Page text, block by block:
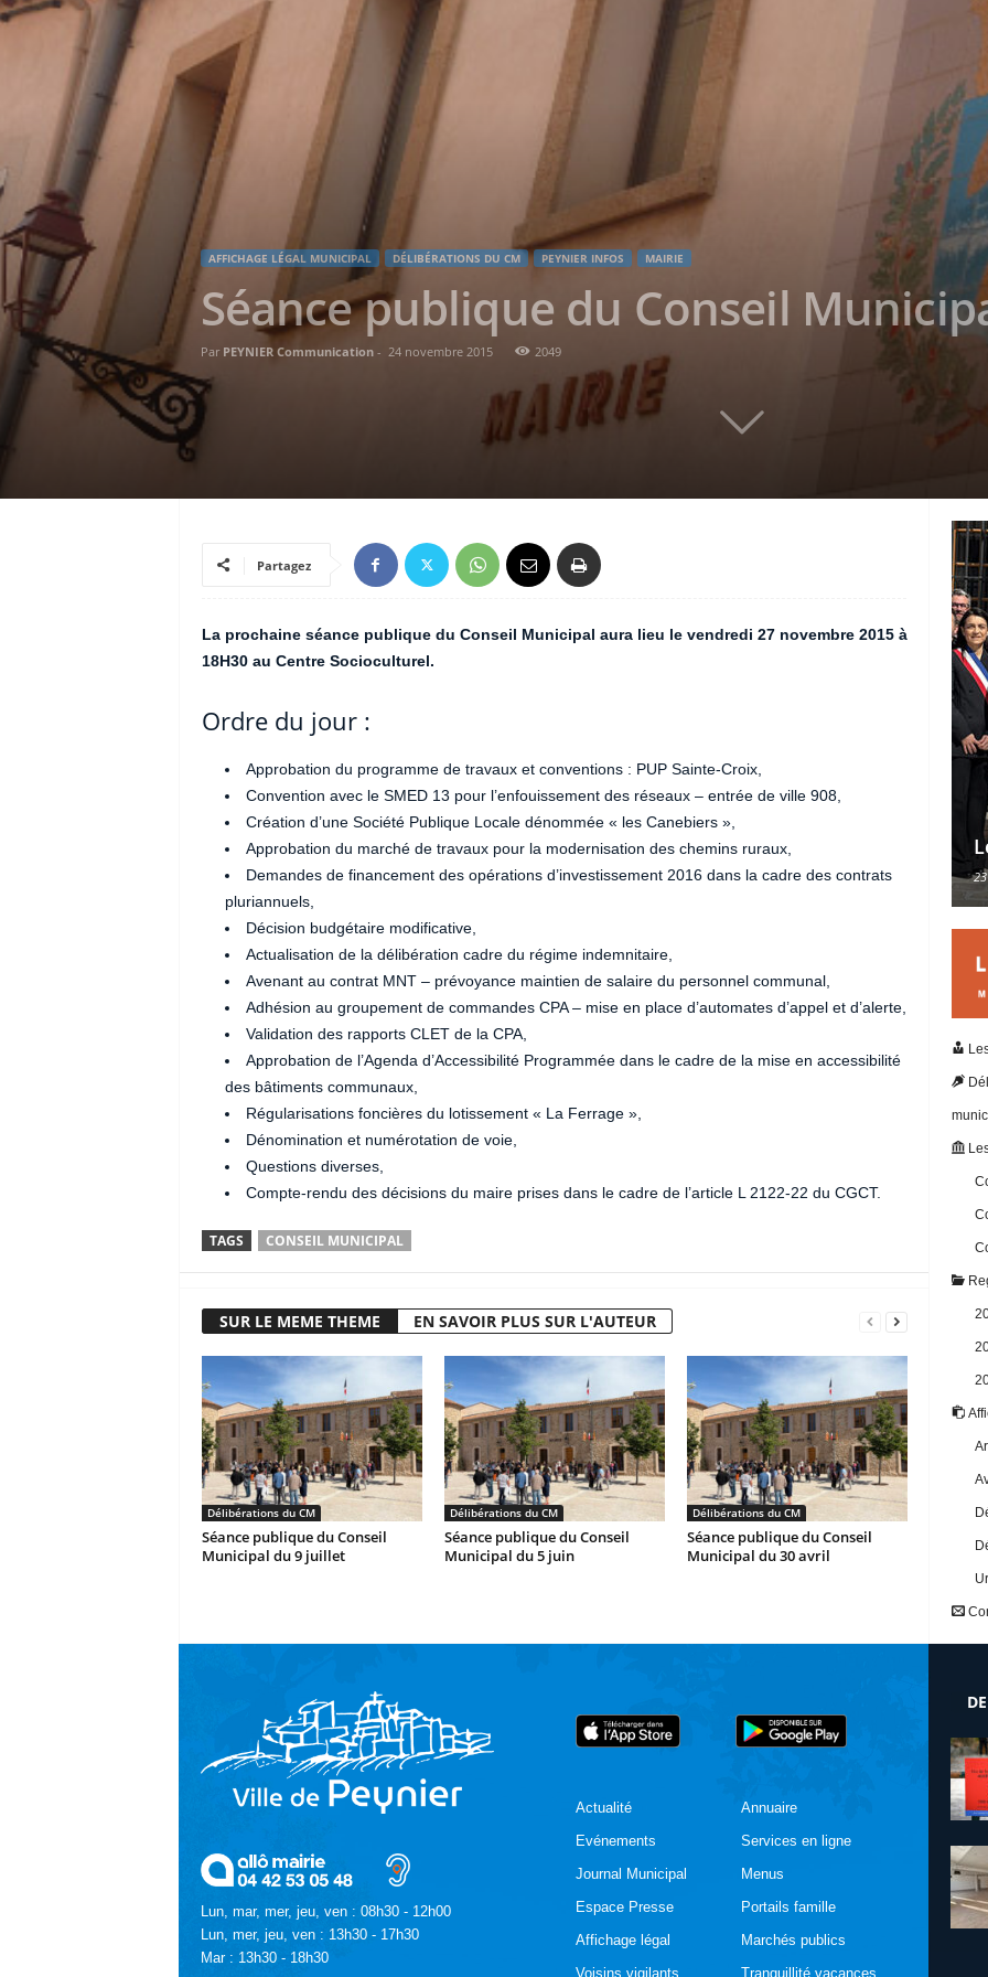
AFFICHAGE LÉGAL MUNICIPAL DÉLIBÉRATIONS DU CM PEYNIER INFOS MAIRIE
Séance publique du Conseil
Par PEYNIER Communication- 24 novembre 2015 2049
Partagez
La prochaine séance publique du Conseil Municipal aura lieu le vendredi 27 novembre 2015 à
18H30 au Centre Socioculturel.
Ordre du jour :
Approbation du programme de travaux et conventions : PUP Sainte-Croix,
Convention avec le SMED 13 pour l’enfouissement des réseaux – entrée de ville 908,
Création d’une Société Publique Locale dénommée « les Canebiers »,
Approbation du marché de travaux pour la modernisation des chemins ruraux,
Demandes de financement des opérations d’investissement 2016 dans la cadre des contrats
pluriannuels,
Décision budgétaire modificative,
Actualisation de la délibération cadre du régime indemnitaire,
Avenant au contrat MNT – prévoyance maintien de salaire du personnel communal,
Adhésion au groupement de commandes CPA – mise en place d’automates d’appel et d’alerte,
Validation des rapports CLET de la CPA,
Approbation de l’Agenda d’Accessibilité Programmée dans le cadre de la mise en accessibilité
des bâtiments communaux,
Régularisations foncières du lotissement « La Ferrage »,
Dénomination et numérotation de voie,
Questions diverses,
Compte-rendu des décisions du maire prises dans le cadre de l’article L 2122-22 du CGCT.
TAGS CONSEIL MUNICIPAL
SUR LE MEME THEME EN SAVOIR PLUS SUR L'AUTEUR
Délibérations du CM
Séance publique du Conseil
Municipal du 9 juillet
Délibérations du CM
Séance publique du Conseil
Municipal du 5 juin
Délibérations du CM
Séance publique du Conseil
Municipal du 30 avril
Lun, mar, mer, jeu, ven : 08h30 - 12h00
Lun, mer, jeu, ven : 13h30 - 17h30
Mar : 13h30 - 18h30
Actualité
Evénements
Journal Municipal
Espace Presse
Affichage légal
Voisins vigilants
Annuaire
Services en ligne
Menus
Portails famille
Marchés publics
Tranquillité vacances